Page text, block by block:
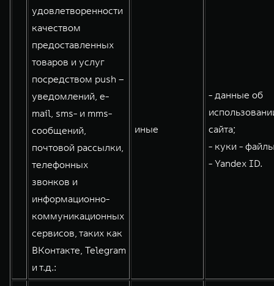
удовлетворенности
качеством
предоставленных
товаров и услуг
посредством push –
уведомлений, e-
mail, sms- и mms-
сообщений,
почтовой рассылки,
телефонных
звонков и
информационно-
коммуникационных
сервисов, таких как
ВКонтакте, Telegram
и т.д.:
иные
- данные об
сайта;
- куки -
- Yandex ID.